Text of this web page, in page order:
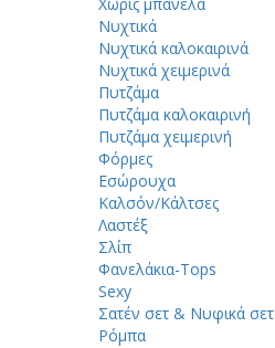
Νυχτικά
Νυχτικά καλοκαιρινά
Νυχτικά χειμερινά
Πυτζάμα
Πυτζάμα καλοκαιρινή
Πυτζάμα χειμερινή
Φόρμες
Εσώρουχα
Καλσόν/Κάλτσες
Λαστέξ
Σλίπ
Φανελάκια-Tops
Sexy
Σατέν σετ & Νυφικά σετ
Ρόμπα